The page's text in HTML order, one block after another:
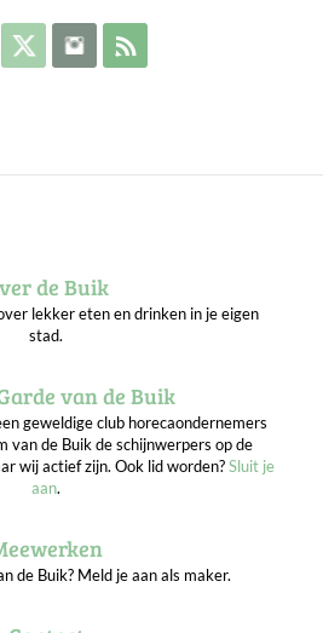
Volg de Buik op Facebook
Volg de Buik op Twitter
Volg de Buik op Instagram
de Buik
lekker eten en drinken in je eigen
stad.
van de Buik
geweldige club horecaondernemers
van de Buik de schijnwerpers op de
wij actief zijn. Ook lid worden?Sluit je
aan.
de Buik? Meld je aan als maker.